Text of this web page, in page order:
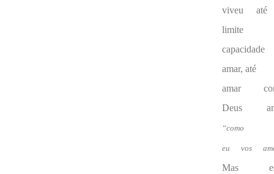
viveu
limite
capacidade
amar, até
amar
Deus
“como
eu vos
Mas